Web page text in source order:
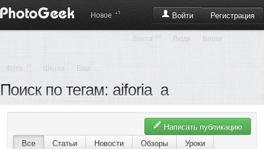
Войти Регистрация
Новое +1
Лента Люди Блоги
Фото Школа Еще ...
Поиск по тегам: aiforia_a
Написать публикацию
Все
Статьи Новости Обзоры Уроки